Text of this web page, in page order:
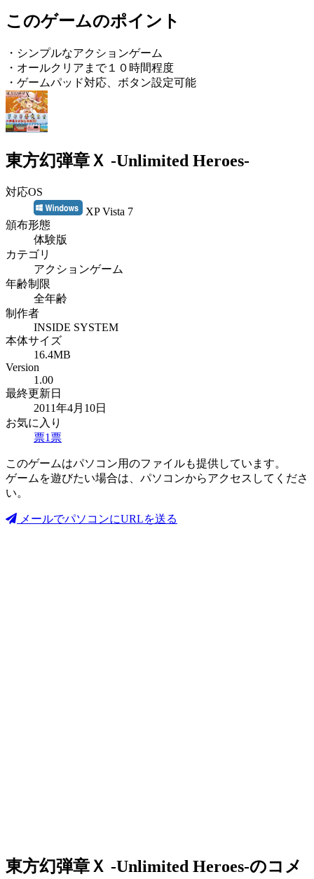
このゲームのポイント
・シンプルなアクションゲーム
・オールクリアまで１０時間程度
・ゲームパッド対応、ボタン設定可能
東方幻弾章Ｘ -Unlimited Heroes-
対応OS
XP Vista 7
頒布形態
体験版
カテゴリ
アクションゲーム
年齢制限
全年齢
制作者
INSIDE SYSTEM
本体サイズ
16.4MB
Version
1.00
最終更新日
2011年4月10日
お気に入り
票1票
このゲームはパソコン用のファイルも提供しています。
ゲームを遊びたい場合は、パソコンからアクセスしてくださ
い。
メールでパソコンにURLを送る
東方幻弾章Ｘ -Unlimited Heroes-のコメ